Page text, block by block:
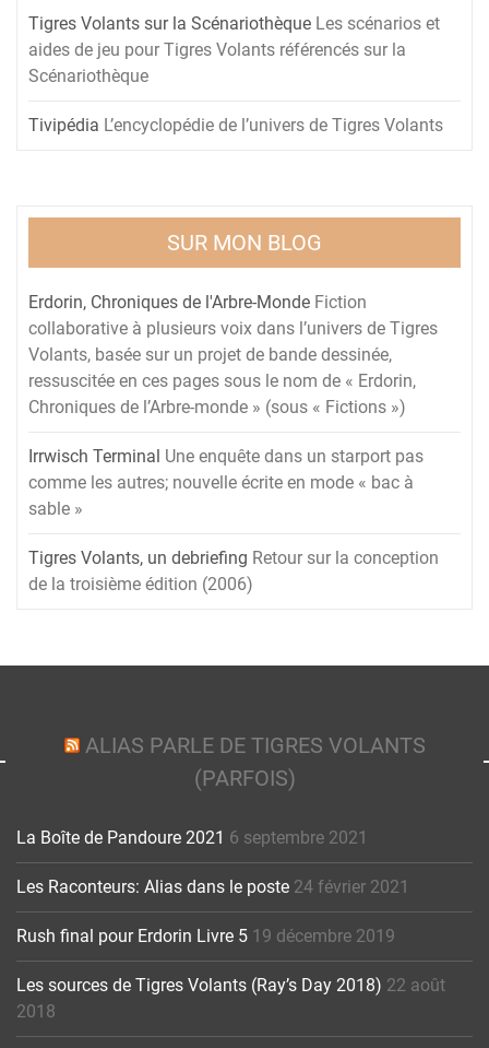
Tigres Volants sur la Scénariothèque Les scénarios et
aides de jeu pour Tigres Volants référencés sur la
Scénariothèque
Tivipédia L’encyclopédie de l’univers de Tigres Volants
SUR MON BLOG
Erdorin, Chroniques de l'Arbre-Monde Fiction
collaborative à plusieurs voix dans l’univers de Tigres
Volants, basée sur un projet de bande dessinée,
ressuscitée en ces pages sous le nom de « Erdorin,
Chroniques de l’Arbre-monde » (sous « Fictions »)
Irrwisch Terminal Une enquête dans un starport pas
comme les autres; nouvelle écrite en mode « bac à
sable »
Tigres Volants, un debriefing Retour sur la conception
de la troisième édition (2006)
ALIAS PARLE DE TIGRES VOLANTS
(PARFOIS)
La Boîte de Pandoure 2021 6 septembre 2021
Les Raconteurs: Alias dans le poste 24 février 2021
Rush final pour Erdorin Livre 5 19 décembre 2019
Les sources de Tigres Volants (Ray’s Day 2018) 22 août
2018